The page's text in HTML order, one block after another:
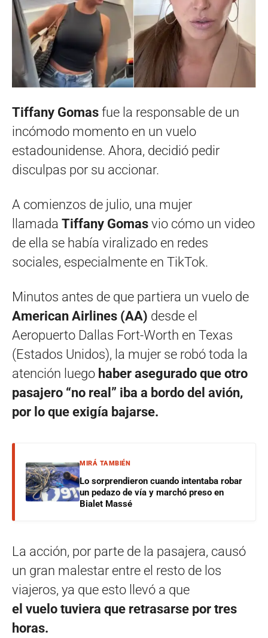
Tiffany Gomas fue la responsable de un
incómodo momento en un vuelo
estadounidense. Ahora, decidió pedir
disculpas por su accionar.
A comienzos de julio, una mujer
llamada Tiffany Gomas vio cómo un video
de ella se había viralizado en redes
sociales, especialmente en TikTok.
Minutos antes de que partiera un vuelo de
American Airlines (AA) desde el
Aeropuerto Dallas Fort-Worth en Texas
(Estados Unidos), la mujer se robó toda la
atención luego haber asegurado que otro
pasajero “no real” iba a bordo del avión,
por lo que exigía bajarse.
MIRÁ TAMBIÉN
Lo sorprendieron cuando intentaba robar
un pedazo de vía y marchó preso en
Bialet Massé
La acción, por parte de la pasajera, causó
un gran malestar entre el resto de los
viajeros, ya que esto llevó a que
el vuelo tuviera que retrasarse por tres
horas.